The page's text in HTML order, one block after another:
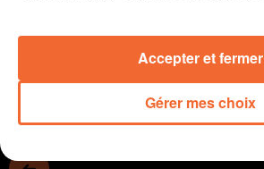
Gérer mes choix
Accepter et fermer